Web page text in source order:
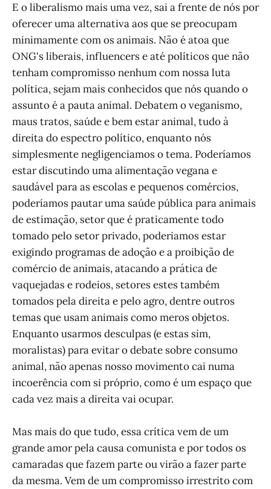
E o liberalismo mais uma vez, sai a frente de nós por
oferecer uma alternativa aos que se preocupam
minimamente com os animais. Não é atoa que
ONG's liberais, influencers e até políticos que não
tenham compromisso nenhum com nossa luta
política, sejam mais conhecidos que nós quando o
assunto é a pauta animal. Debatem o veganismo,
maus tratos, saúde e bem estar animal, tudo à
direita do espectro político, enquanto nós
simplesmente negligenciamos o tema. Poderíamos
estar discutindo uma alimentação vegana e
saudável para as escolas e pequenos comércios,
poderíamos pautar uma saúde pública para animais
de estimação, setor que é praticamente todo
tomado pelo setor privado, poderiamos estar
exigindo programas de adoção e a proibição de
comércio de animais, atacando a prática de
vaquejadas e rodeios, setores estes também
tomados pela direita e pelo agro, dentre outros
temas que usam animais como meros objetos.
Enquanto usarmos desculpas (e estas sim,
moralistas) para evitar o debate sobre consumo
animal, não apenas nosso movimento cai numa
incoerência com si próprio, como é um espaço que
cada vez mais a direita vai ocupar.
Mas mais do que tudo, essa crítica vem de um
grande amor pela causa comunista e por todos os
camaradas que fazem parte ou virão a fazer parte
da mesma. Vem de um compromisso irrestrito com